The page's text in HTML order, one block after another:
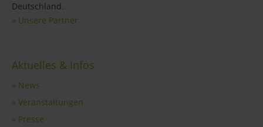
Deutschland.
» Unsere Partner
Aktuelles & Infos
» News
» Veranstaltungen
» Presse